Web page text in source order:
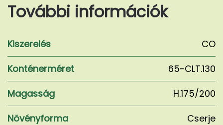
További információk
Kiszerelés
CO
Konténerméret
65-CLT.130
Magasság
H.175/200
Növényforma
Cserje